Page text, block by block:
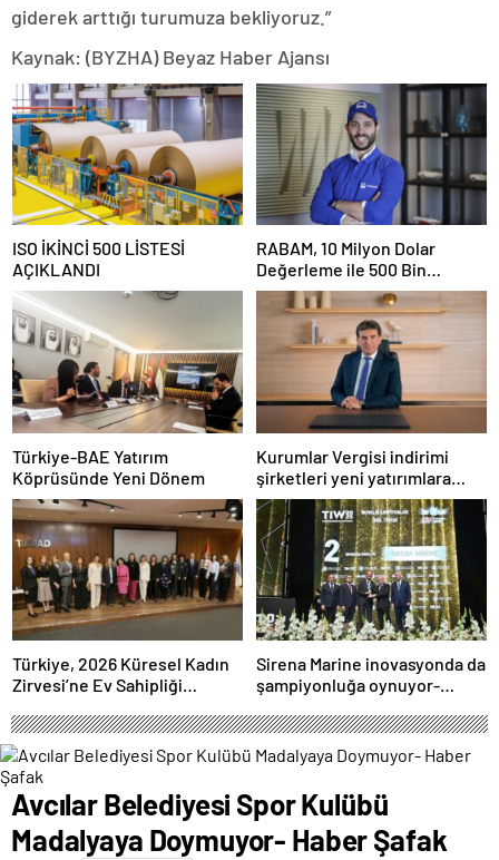
giderek arttığı turumuza bekliyoruz.”
Kaynak: (BYZHA) Beyaz Haber Ajansı
ISO İKİNCİ 500 LİSTESİ
AÇIKLANDI
RABAM, 10 Milyon Dolar
Değerleme ile 500 Bin
Dolarlık Yatırım Aldı
Türkiye-BAE Yatırım
Köprüsünde Yeni Dönem
Kurumlar Vergisi indirimi
şirketleri yeni yatırımlara
yönlendirecek
Türkiye, 2026 Küresel Kadın
Zirvesi’ne Ev Sahipliği
Sirena Marine inovasyonda da
şampiyonluğa oynuyor-
Avcılar Belediyesi Spor Kulübü
Madalyaya Doymuyor- Haber Şafak